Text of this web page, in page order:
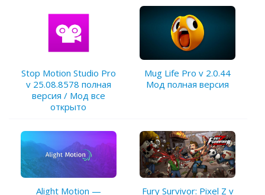
Stop Motion Studio Pro
v 25.08.8578 полная
версия / Мод все
открыто
Mug Life Pro v 2.0.44
Мод полная версия
Alight Motion — Fury Survivor: Pixel Z v